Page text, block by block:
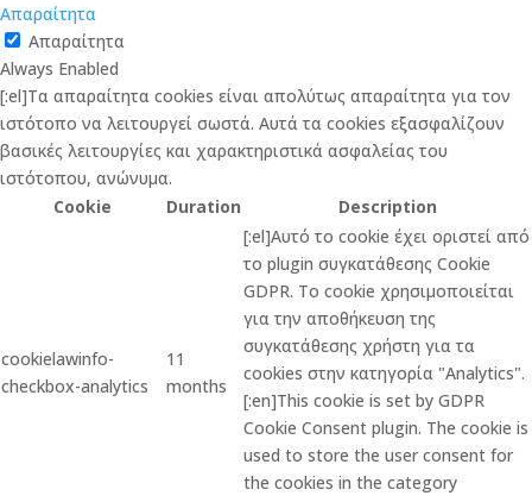
Απαραίτητα
Απαραίτητα
Always Enabled
[:el]Τα απαραίτητα cookies είναι απολύτως απαραίτητα για τον
ιστότοπο να λειτουργεί σωστά. Αυτά τα cookies εξασφαλίζουν
βασικές λειτουργίες και χαρακτηριστικά ασφαλείας του
ιστότοπου, ανώνυμα.
Cookie
Duration Description
cookielawinfo-
checkbox-analytics
11
months
[:el]Αυτό το cookie έχει οριστεί από
το plugin συγκατάθεσης Cookie
GDPR. Το cookie χρησιμοποιείται
για την αποθήκευση της
συγκατάθεσης χρήστη για τα
cookies στην κατηγορία "Analytics".
[:en]This cookie is set by GDPR
Cookie Consent plugin. The cookie is
used to store the user consent for
the cookies in the category